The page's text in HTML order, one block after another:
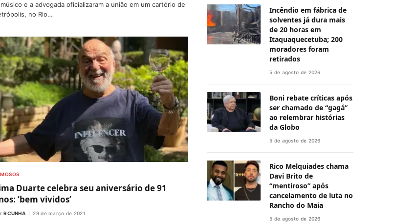
e a advogada oficializaram a união em um cartório de
no Rio…
Duarte celebra seu aniversário de 91
‘bem vividos’
RCUNHA 29 de março de 2021
Incêndio em fábrica de
solventes já dura mais
de 20 horas em
Itaquaquecetuba; 200
moradores foram
retirados
5 de agosto de 2026
Boni rebate críticas após
ser chamado de “gagá”
ao relembrar histórias
da Globo
5 de agosto de 2026
Rico Melquiades chama
Davi Brito de
“mentiroso” após
cancelamento de luta no
Rancho do Maia
5 de agosto de 2026